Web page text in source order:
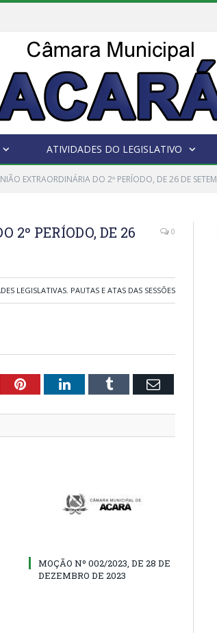
ATIVIDADES DO LEGISLATIVO
EXTRAORDINÁRIA DO 2º PERÍODO, DE 26 DE
2º PERÍODO, DE 26
0
LEGISLATIVAS, PAUTAS E ATAS DAS SESSÕES
PinterestLinkedInTumblr Email
MOÇÃO Nº 002/2023, DE 28 DE
DEZEMBRO DE 2023